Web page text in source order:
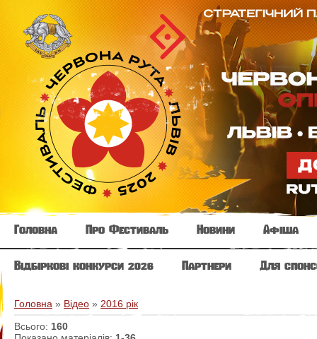
Головна Про Фестиваль Новини Афіша
Відбіркові конкурси 2026 Партнери Для
Головна » Відео » 2016 рік
Всього: 160